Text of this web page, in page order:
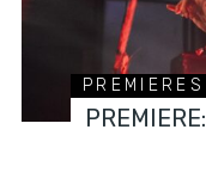
PREMIERES